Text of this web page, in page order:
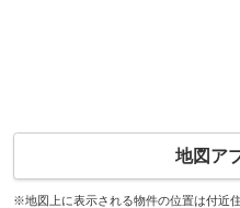
地図ア
※地図上に表示される物件の位置は付近